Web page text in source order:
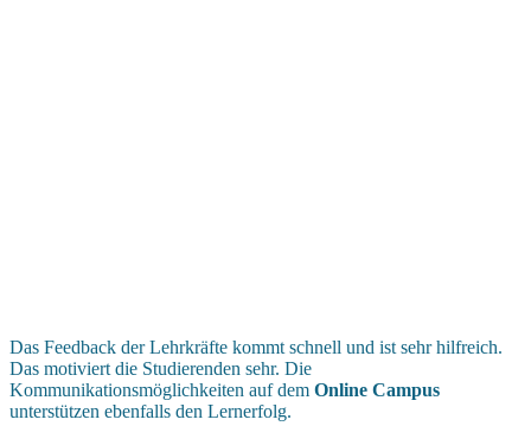
Das Feedback der Lehrkräfte kommt schnell und ist sehr hilfreich.
Das motiviert die Studierenden sehr. Die
Kommunikationsmöglichkeiten auf dem Online Campus
unterstützen ebenfalls den Lernerfolg.